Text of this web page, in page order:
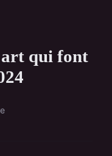
art qui font